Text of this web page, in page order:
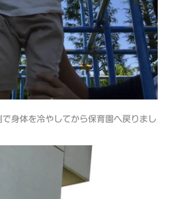
身体を冷やしてから保育園へ戻りまし